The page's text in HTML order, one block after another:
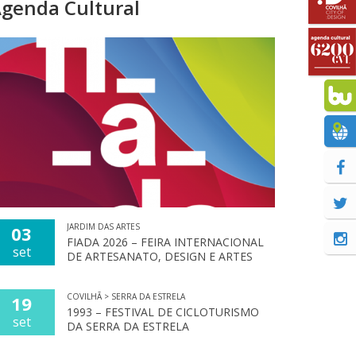
Cultural
03
set
JARDIM DAS ARTES
FIADA 2026 – FEIRA INTERNACIONAL
DE ARTESANATO, DESIGN E ARTES
19
set
COVILHÃ > SERRA DA ESTRELA
1993 – FESTIVAL DE CICLOTURISMO
DA SERRA DA ESTRELA